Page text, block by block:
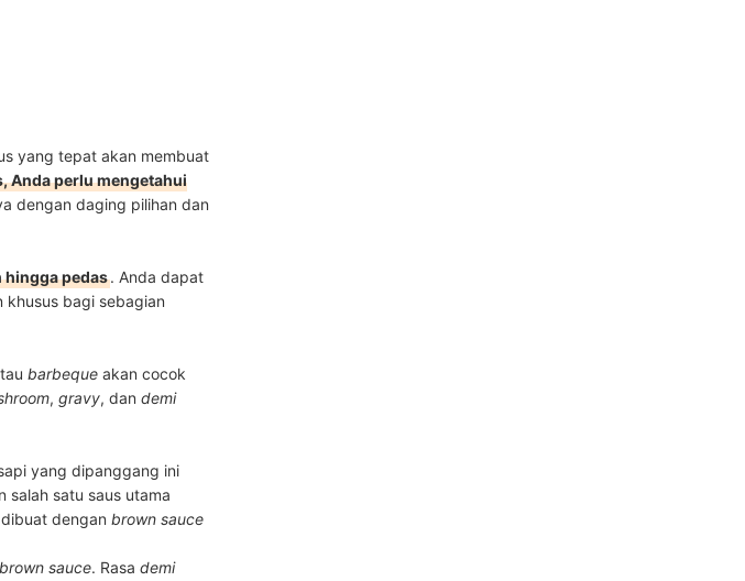
yang tepat akan membuat
Anda perlu mengetahui
dengan daging pilihan dan
hingga pedas. Anda dapat
khusus bagi sebagian
barbeque akan cocok
, gravy, dan demi
yang dipanggang ini
salah satu saus utama
dengan brown sauce
brown sauce. Rasa demi